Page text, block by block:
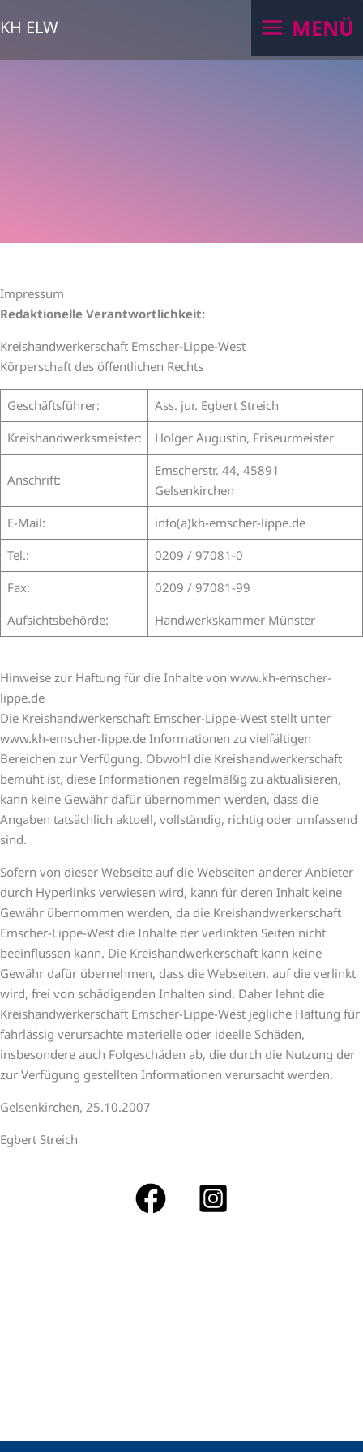
Inhalt
KH ELW MENÜ
Impressum
Redaktionelle Verantwortlichkeit:
Kreishandwerkerschaft Emscher-Lippe-West
Körperschaft des öffentlichen Rechts
Geschäftsführer:
Ass. jur. Egbert Streich
Kreishandwerksmeister:
Holger Augustin, Friseurmeister
Anschrift:
Emscherstr. 44, 45891
Gelsenkirchen
E-Mail:
info(a)kh-emscher-lippe.de
Tel.:
0209 / 97081-0
Fax:
0209 / 97081-99
Aufsichtsbehörde:
Handwerkskammer Münster
Hinweise zur Haftung für die Inhalte von www.kh-emscher-
lippe.de
Die Kreishandwerkerschaft Emscher-Lippe-West stellt unter
www.kh-emscher-lippe.de Informationen zu vielfältigen
Bereichen zur Verfügung. Obwohl die Kreishandwerkerschaft
bemüht ist, diese Informationen regelmäßig zu aktualisieren,
kann keine Gewähr dafür übernommen werden, dass die
Angaben tatsächlich aktuell, vollständig, richtig oder umfassend
sind.
Sofern von dieser Webseite auf die Webseiten anderer Anbieter
durch Hyperlinks verwiesen wird, kann für deren Inhalt keine
Gewähr übernommen werden, da die Kreishandwerkerschaft
Emscher-Lippe-West die Inhalte der verlinkten Seiten nicht
beeinflussen kann. Die Kreishandwerkerschaft kann keine
Gewähr dafür übernehmen, dass die Webseiten, auf die verlinkt
wird, frei von schädigenden Inhalten sind. Daher lehnt die
Kreishandwerkerschaft Emscher-Lippe-West jegliche Haftung für
fahrlässig verursachte materielle oder ideelle Schäden,
insbesondere auch Folgeschäden ab, die durch die Nutzung der
zur Verfügung gestellten Informationen verursacht werden.
Gelsenkirchen, 25.10.2007
Egbert Streich